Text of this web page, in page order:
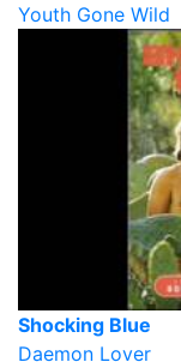
Youth Gone Wild
Shocking Blue
Daemon Lover